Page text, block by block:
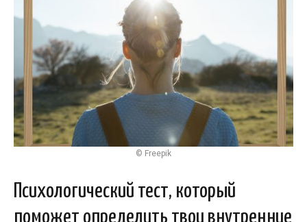
© Freepik
Психологический тест, который
поможет определить твои внутренние